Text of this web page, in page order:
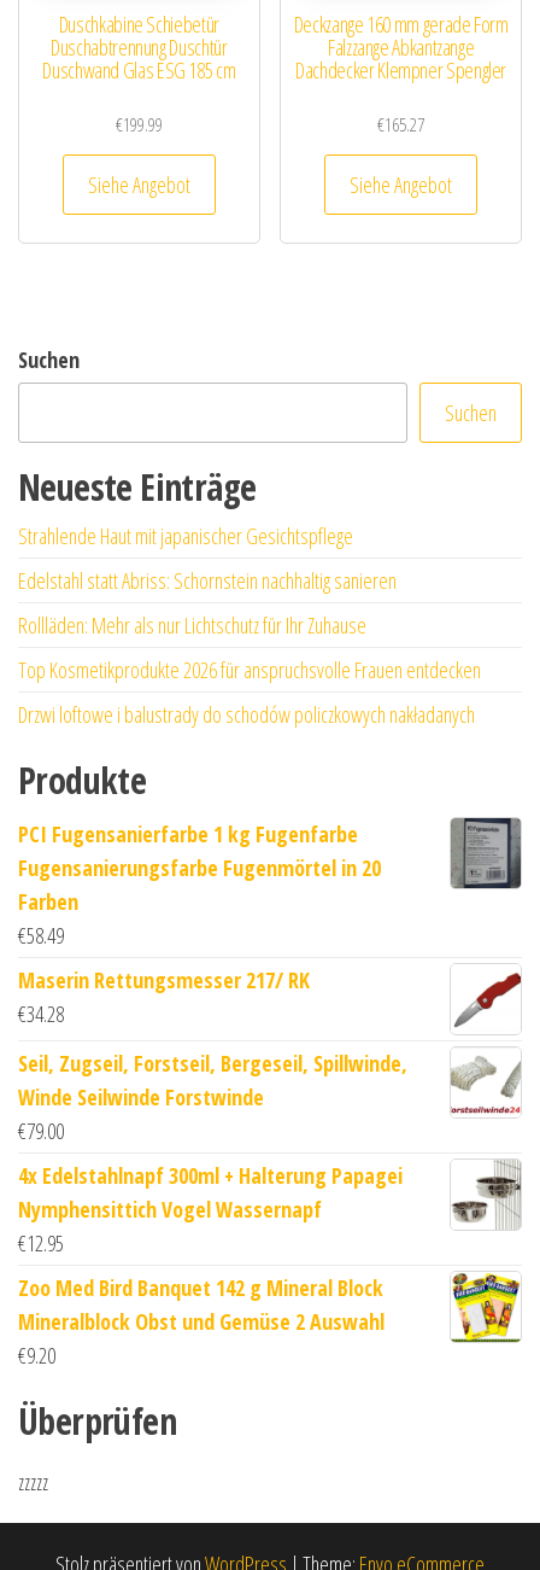
Duschkabine Schiebetür
Duschabtrennung Duschtür
Duschwand Glas ESG 185 cm
€199.99
Siehe Angebot
Deckzange 160 mm gerade Form
Falzzange Abkantzange
Dachdecker Klempner Spengler
€165.27
Siehe Angebot
Suchen
Suchen
Neueste Einträge
Strahlende Haut mit japanischer Gesichtspflege
Edelstahl statt Abriss: Schornstein nachhaltig sanieren
Rollläden: Mehr als nur Lichtschutz für Ihr Zuhause
Top Kosmetikprodukte 2026 für anspruchsvolle Frauen entdecken
Drzwi loftowe i balustrady do schodów policzkowych nakładanych
Produkte
PCI Fugensanierfarbe 1 kg Fugenfarbe
Fugensanierungsfarbe Fugenmörtel in 20
Farben
€58.49
Maserin Rettungsmesser 217/ RK
€34.28
Seil, Zugseil, Forstseil, Bergeseil, Spillwinde,
Winde Seilwinde Forstwinde
€79.00
4x Edelstahlnapf 300ml + Halterung Papagei
Nymphensittich Vogel Wassernapf
€12.95
Zoo Med Bird Banquet 142 g Mineral Block
Mineralblock Obst und Gemüse 2 Auswahl
€9.20
Überprüfen
zzzzz